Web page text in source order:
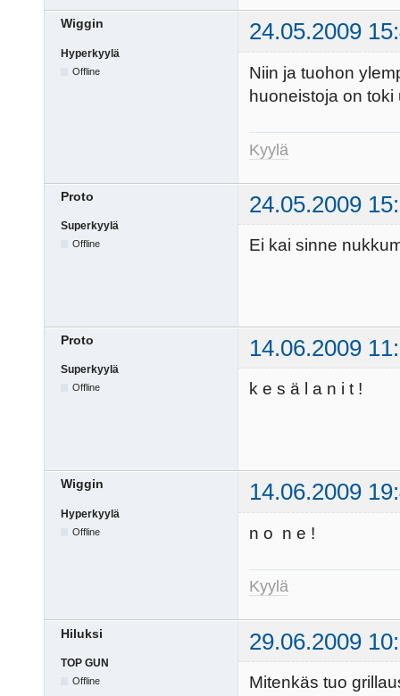
Wiggin 24.05.2009
Hyperkyylä
Offline
Niin ja tuohon
huoneistoja on
Kyylä
Proto 24.05.2009
Superkyylä
Offline Ei kai sinne
Proto 14.06.2009
Superkyylä
Offline k e s ä l a n i t !
Wiggin 14.06.2009
Hyperkyylä
Offline n o n e !
Kyylä
Hiluksi 29.06.2009
TOP GUN
Offline
Mitenkäs tuo